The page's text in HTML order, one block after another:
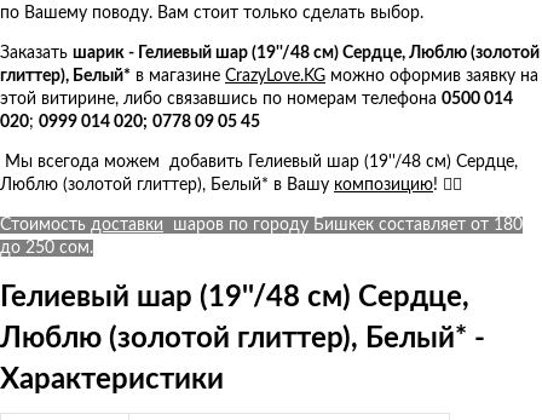
по Вашему поводу. Вам стоит только сделать выбор.
Заказать шарик - Гелиевый шар (19''/48 см) Сердце, Люблю (золотой
глиттер), Белый* в магазине CrazyLove.KG можно оформив заявку на
этой витирине, либо связавшись по номерам телефона 0500 014
020; 0999 014 020; 0778 09 05 45
Мы всегода можем добавить Гелиевый шар (19''/48 см) Сердце,
Люблю (золотой глиттер), Белый* в Вашу композицию! 👍🏻
Стоимость доставки шаров по городу Бишкек составляет от 180
до 250 сом.
Гелиевый шар (19''/48 см) Сердце,
Люблю (золотой глиттер), Белый* -
Характеристики